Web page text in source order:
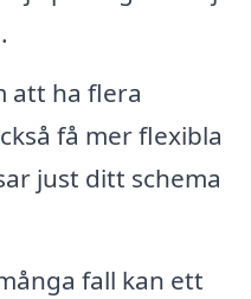
att ha flera
få mer flexibla
just ditt schema
fall kan ett